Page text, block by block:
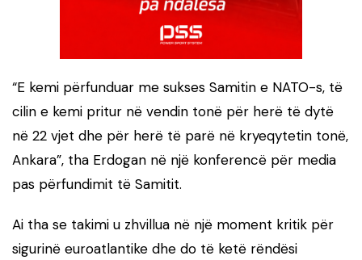
“E kemi përfunduar me sukses Samitin e NATO-s, të
cilin e kemi pritur në vendin tonë për herë të dytë
në 22 vjet dhe për herë të parë në kryeqytetin tonë,
Ankara”, tha Erdogan në një konferencë për media
pas përfundimit të Samitit.
Ai tha se takimi u zhvillua në një moment kritik për
sigurinë euroatlantike dhe do të ketë rëndësi